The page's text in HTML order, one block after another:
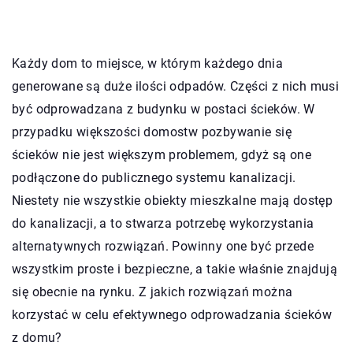
Każdy dom to miejsce, w którym każdego dnia
generowane są duże ilości odpadów. Części z nich musi
być odprowadzana z budynku w postaci ścieków. W
przypadku większości domostw pozbywanie się
ścieków nie jest większym problemem, gdyż są one
podłączone do publicznego systemu kanalizacji.
Niestety nie wszystkie obiekty mieszkalne mają dostęp
do kanalizacji, a to stwarza potrzebę wykorzystania
alternatywnych rozwiązań. Powinny one być przede
wszystkim proste i bezpieczne, a takie właśnie znajdują
się obecnie na rynku. Z jakich rozwiązań można
korzystać w celu efektywnego odprowadzania ścieków
z domu?